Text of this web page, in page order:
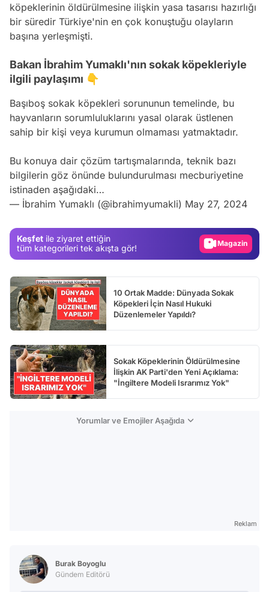
köpeklerinin öldürülmesine ilişkin yasa tasarısı hazırlığı
bir süredir Türkiye'nin en çok konuştuğu olayların
başına yerleşmişti.
Bakan İbrahim Yumaklı'nın sokak köpekleriyle
ilgili paylaşımı 👇
Başıboş sokak köpekleri sorununun temelinde, bu
hayvanların sorumluluklarını yasal olarak üstlenen
sahip bir kişi veya kurumun olmaması yatmaktadır.
Bu konuya dair çözüm tartışmalarında, teknik bazı
bilgilerin göz önünde bulundurulması mecburiyetine
istinaden aşağıdaki…
— İbrahim Yumaklı (@ibrahimyumakli) May 27, 2024
Keşfet ile ziyaret ettiğin
tüm kategorileri tek akışta gör!
Video
Gündem
Video
10 Ortak Madde: Dünyada Sokak
Köpekleri İçin Nasıl Hukuki
Düzenlemeler Yapıldı?
Sokak Köpeklerinin Öldürülmesine
İlişkin AK Parti'den Yeni Açıklama:
"İngiltere Modeli Israrımız Yok"
Yorumlar ve Emojiler Aşağıda
Reklam
Burak Boyoglu
Gündem Editörü